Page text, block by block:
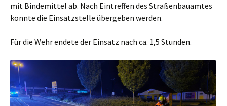
mit Bindemittel ab. Nach Eintreffen des Straßenbauamtes
konnte die Einsatzstelle übergeben werden.
Für die Wehr endete der Einsatz nach ca. 1,5 Stunden.